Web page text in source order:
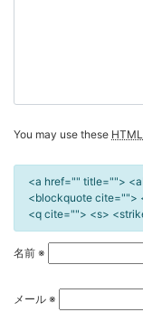
You may use these HTML
<a href="" title="">
<blockquote cite="">
<q cite=""> <s>
名前 ※
メール ※